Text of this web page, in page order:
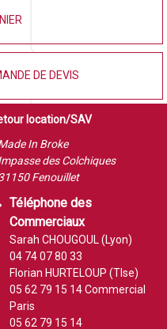
DE DEVIS
location/SAV
In Broke
des Colchiques
Fenouillet
Téléphone des
Commerciaux
Sarah CHOUGOUL (Lyon)
04 74 07 80 33
Florian HURTELOUP (Tlse)
05 62 79 15 14Commercial
Paris
05 62 79 15 14